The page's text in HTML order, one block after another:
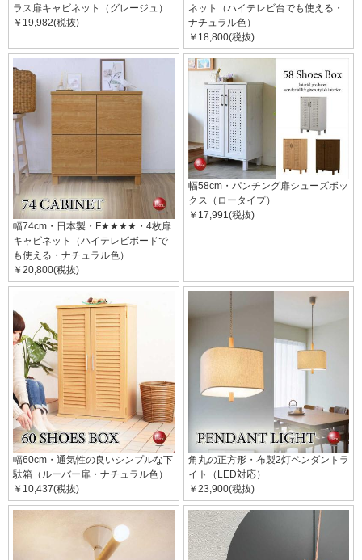
ラス扉キャビネット（グレージュ）
￥19,982(税抜)
ネット（ハイテレビ台でも使える・
ナチュラル色）
￥18,800(税抜)
幅74cm・日本製・F★★★★・4枚扉
キャビネット（ハイテレビボードで
も使える・ナチュラル色）
￥20,800(税抜)
幅58cm・パンチング扉シューズボッ
クス（ロータイプ）
￥17,991(税抜)
幅60cm・通気性の良いシンプルな下
駄箱（ルーバー扉・ナチュラル色）
￥10,437(税抜)
角丸の正方形・布製2灯ペンダントラ
イト（LED対応）
￥23,900(税抜)